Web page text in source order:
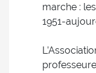
marche :
1951-